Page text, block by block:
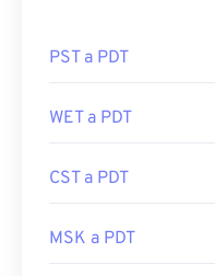
PST a PDT
WET a PDT
CST a PDT
MSK a PDT